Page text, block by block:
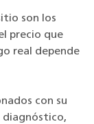
son los
precio que
real depende
con su
diagnóstico,